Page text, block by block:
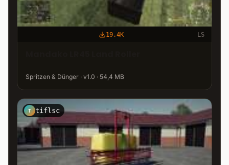
19.4K LS
Spritzen & Dünger · v1.0 · 54,4 MB
T tiflsc